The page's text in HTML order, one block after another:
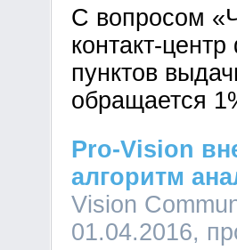
С вопросом
контакт-
пунктов
обращается
Pro-Vision
алгоритм
Vision
01.04.2016,